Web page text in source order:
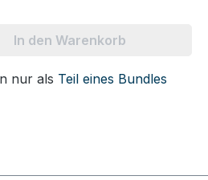
In den Warenkorb
nur als Teil eines Bundles